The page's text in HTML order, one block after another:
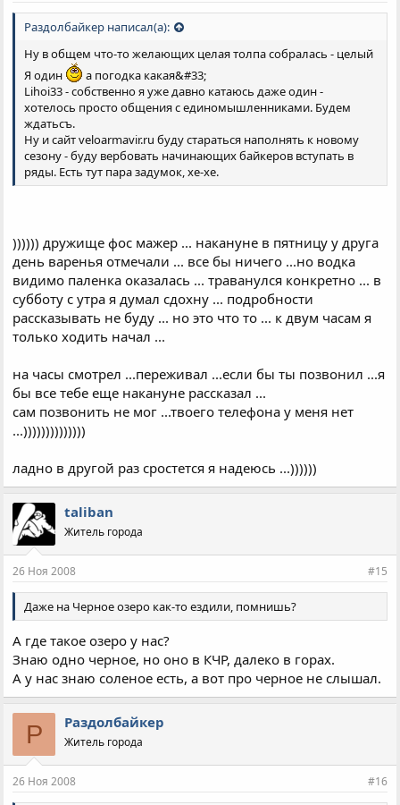
Раздолбайкер написал(а):
Ну в общем что-то желающих целая толпа собралась - целый
Я один
а погодка какая&#33;
Lihoi33 - собственно я уже давно катаюсь даже один -
хотелось просто общения с единомышленниками. Будем
ждатьсъ.
Ну и сайт veloarmavir.ru буду стараться наполнять к новому
сезону - буду вербовать начинающих байкеров вступать в
ряды. Есть тут пара задумок, хе-хе.
)))))) дружище фос мажер ... накануне в пятницу у друга
день варенья отмечали ... все бы ничего ...но водка
видимо паленка оказалась ... траванулся конкретно ... в
субботу с утра я думал сдохну ... подробности
рассказывать не буду ... но это что то ... к двум часам я
только ходить начал ...
на часы смотрел ...переживал ...если бы ты позвонил ...я
бы все тебе еще накануне рассказал ...
сам позвонить не мог ...твоего телефона у меня нет
...))))))))))))))
ладно в другой раз сростется я надеюсь ...))))))
taliban
Житель города
26 Ноя 2008 #15
Даже на Черное озеро как-то ездили, помнишь?
А где такое озеро у нас?
Знаю одно черное, но оно в КЧР, далеко в горах.
А у нас знаю соленое есть, а вот про черное не слышал.
Р Раздолбайкер
Житель города
26 Ноя 2008 #16